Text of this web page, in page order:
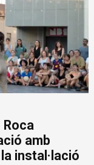
Roca
amb
instal·lació